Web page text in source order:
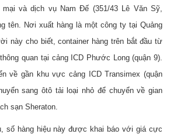
và dịch vụ Nam Đế (351/43 Lê Văn Sỹ,
tên. Nơi xuất hàng là một công ty tại Quảng
này cho biết, container hàng trên bắt đầu từ
quan tại cảng ICD Phước Long (quận 9).
về gần khu vực cảng ICD Transimex (quận
sang ôtô tải loại nhỏ để chuyển về gian
sạn Sheraton.
số hàng hiệu này được khai báo với giá cực